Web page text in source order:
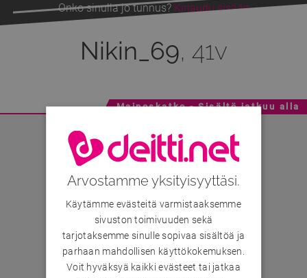
Onko sinulla jo tunnus? Kirjaudu sisään
Nikin_69, 41v
Mainoskatko - Sisältö jatkuu alla
Arvostamme yksityisyyttäsi.
Käytämme evästeitä varmistaaksemme
sivuston toimivuuden sekä
tarjotaksemme sinulle sopivaa sisältöä ja
parhaan mahdollisen käyttökokemuksen.
Voit hyväksyä kaikki evästeet tai jatkaa